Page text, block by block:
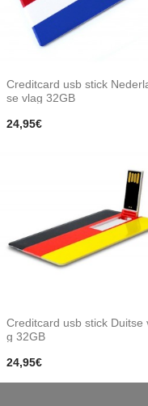
Creditcard usb stick
se vlag 32GB
24,95€
Creditcard usb stick Duitse
g 32GB
24,95€